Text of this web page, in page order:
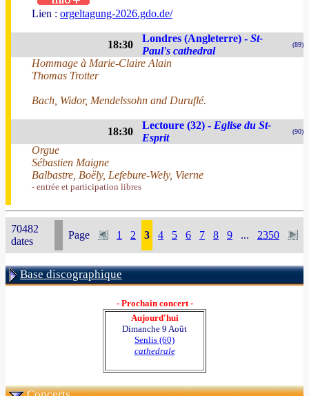
Lien : orgeltagung-2026.gdo.de/
18:30
Londres (Angleterre) - St-
Paul's cathedral
(89)
Hommage à Marie-Claire Alain
Thomas Trotter
Bach, Widor, Mendelssohn and Duruflé.
18:30
Lectoure (32) - Eglise du St-
Esprit
(90)
Orgue
Sébastien Maigne
Balbastre, Boëly, Lefebure-Wely, Vierne
- entrée et participation libres
70482
dates
Page 1 2 3 4 5 6 7 8 9 ... 2350
Base discographique
- Prochain concert -
Aujourd'hui
Dimanche 9 Août
Senlis (60)
cathedrale